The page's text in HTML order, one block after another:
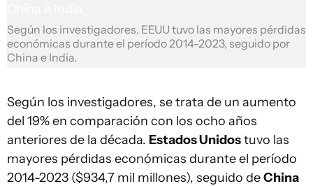
Según los investigadores, EEUU tuvo las mayores pérdidas
económicas durante el período 2014-2023, seguido por
China e India.
Según los investigadores, se trata de un aumento
del 19% en comparación con los ocho años
anteriores de la década. Estados Unidostuvo las
mayores pérdidas económicas durante el período
2014-2023 ($934,7 mil millones), seguido deChina